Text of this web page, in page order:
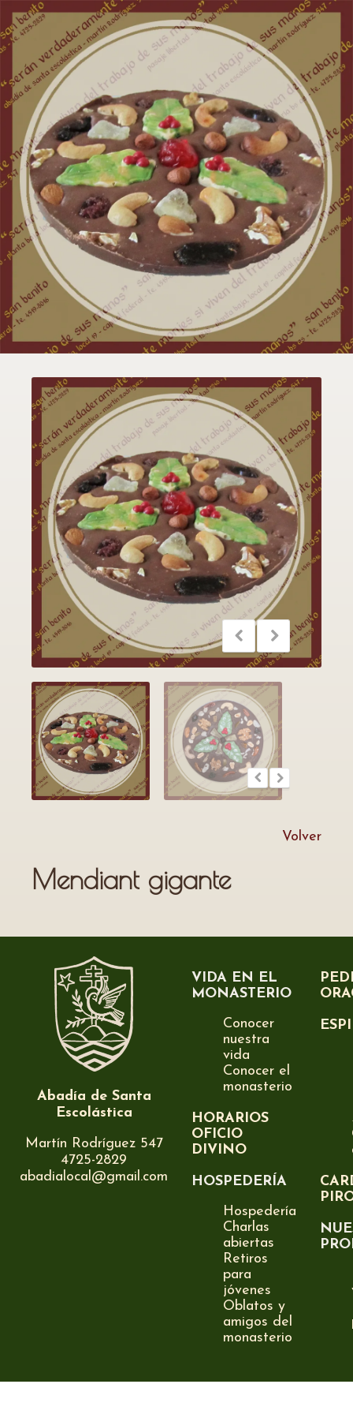
Volver
Mendiant gigante
Abadía de Santa
Escolástica
Martín Rodríguez 547
4725-2829
abadialocal@gmail.com
VIDA EN EL
MONASTERIO
Conocer
nuestra
vida
Conocer el
monasterio
HORARIOS
OFICIO
DIVINO
HOSPEDERÍA
Hospedería
Charlas
abiertas
Retiros
para
jóvenes
Oblatos y
amigos del
monasterio